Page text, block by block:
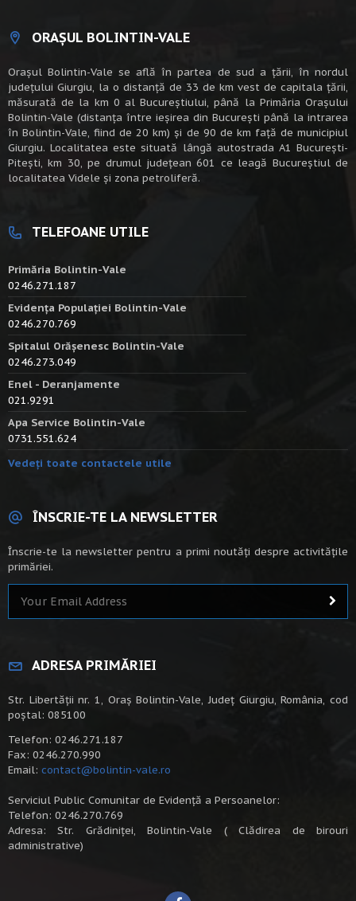
ORAȘUL BOLINTIN-VALE
Oraşul Bolintin-Vale se află în partea de sud a ţării, în nordul
judeţului Giurgiu, la o distanţă de 33 de km vest de capitala țării,
măsurată de la km 0 al Bucureștiului, până la Primăria Orașului
Bolintin-Vale (distanța între ieșirea din București până la intrarea
în Bolintin-Vale, fiind de 20 km) şi de 90 de km faţă de municipiul
Giurgiu. Localitatea este situată lângă autostrada A1 Bucureşti-
Piteşti, km 30, pe drumul judeţean 601 ce leagă Bucureştiul de
localitatea Videle şi zona petroliferă.
TELEFOANE UTILE
Primăria Bolintin-Vale
0246.271.187
Evidența Populației Bolintin-Vale
0246.270.769
Spitalul Orășenesc Bolintin-Vale
0246.273.049
Enel - Deranjamente
021.9291
Apa Service Bolintin-Vale
0731.551.624
Vedeți toate contactele utile
ÎNSCRIE-TE LA NEWSLETTER
Înscrie-te la newsletter pentru a primi noutăți despre activitățile
primăriei.
ADRESA PRIMĂRIEI
Str. Libertății nr. 1, Oraș Bolintin-Vale, Județ Giurgiu, România, cod
poștal: 085100
Telefon: 0246.271.187
Fax: 0246.270.990
Email: contact@bolintin-vale.ro
Serviciul Public Comunitar de Evidență a Persoanelor:
Telefon: 0246.270.769
Adresa: Str. Grădiniței, Bolintin-Vale ( Clădirea de birouri
administrative)